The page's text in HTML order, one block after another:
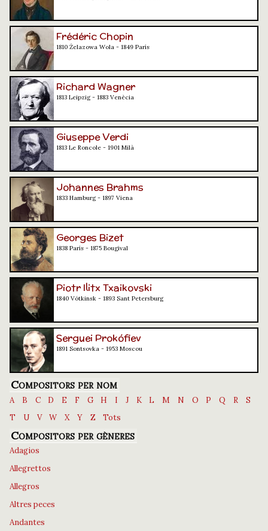
Frédéric Chopin
1810 Żelazowa Wola - 1849 París
Richard Wagner
1813 Leipzig - 1883 Venècia
Giuseppe Verdi
1813 Le Roncole - 1901 Milà
Johannes Brahms
1833 Hamburg - 1897 Viena
Georges Bizet
1838 París - 1875 Bougival
Piotr Ilitx Txaikovski
1840 Vótkinsk - 1893 Sant Petersburg
Serguei Prokófiev
1891 Sontsovka - 1953 Moscou
Compositors per nom
A B C D E F G H I J K L M N O P Q R
S
T
U V W X Y Z Tots
Compositors per gèneres
Adagios
Allegrettos
Allegros
Altres peces
Andantes